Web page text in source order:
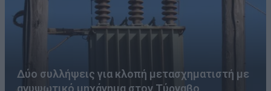
Δύο συλλήψεις για κλοπή μετασχηματιστή με
ανυψωτικό μηχάνημα στον Τύρναβο